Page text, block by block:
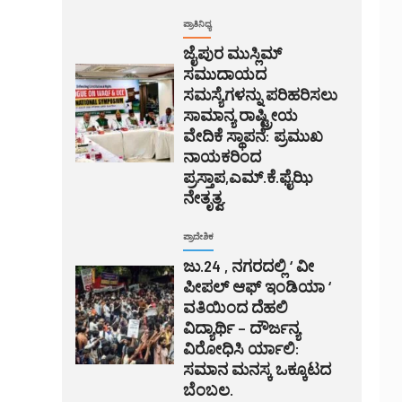
ಪ್ರಾತಿನಿಧ್ಯ
ಜೈಪುರ ಮುಸ್ಲಿಮ್
ಸಮುದಾಯದ
ಸಮಸ್ಯೆಗಳನ್ನು ಪರಿಹರಿಸಲು
ಸಾಮಾನ್ಯ ರಾಷ್ಟ್ರೀಯ
ವೇದಿಕೆ ಸ್ಥಾಪನೆ: ಪ್ರಮುಖ
ನಾಯಕರಿಂದ
ಪ್ರಸ್ತಾಪ,ಎಮ್.ಕೆ.ಫೈಝಿ
ನೇತೃತ್ವ.
ಪ್ರಾದೇಶಿಕ
ಜು.24 , ನಗರದಲ್ಲಿ ‘ ವೀ
ಪೀಪಲ್ ಆಫ್ ಇಂಡಿಯಾ ‘
ವತಿಯಿಂದ ದೆಹಲಿ
ವಿದ್ಯಾರ್ಥಿ – ದೌರ್ಜನ್ಯ
ವಿರೋಧಿಸಿ ರ್ಯಾಲಿ:
ಸಮಾನ ಮನಸ್ಕ ಒಕ್ಕೂಟದ
ಬೆಂಬಲ.